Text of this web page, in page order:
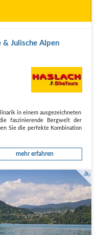
Julische Alpen
in einem ausgezeichneten
faszinierende Bergwelt der
Sie die perfekte Kombination
mehr erfahren